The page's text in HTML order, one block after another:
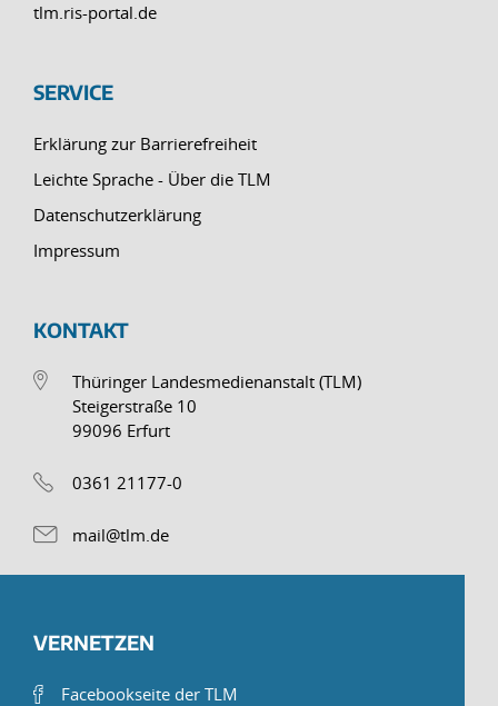
tlm.ris-portal.de
SERVICE
Erklärung zur Barrierefreiheit
Leichte Sprache - Über die TLM
Datenschutzerklärung
Impressum
KONTAKT
Thüringer Landesmedienanstalt (TLM)
Steigerstraße 10
99096 Erfurt
0361 21177-0
mail@tlm.de
VERNETZEN
Facebookseite der TLM